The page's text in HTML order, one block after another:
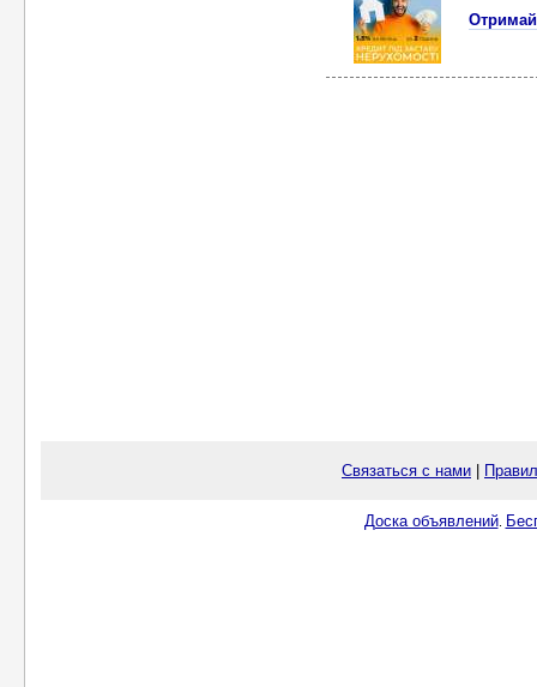
Связаться с нами
Доска объявлений.